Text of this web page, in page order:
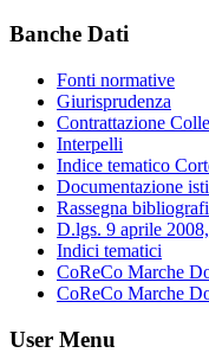
Banche Dati
Fonti normative
Giurisprudenza
Contrattazione
Interpelli
Indice tematico
Documentazione
Rassegna
D.lgs. 9 aprile
Indici tematici
CoReCo Marche
CoReCo Marche
User Menu